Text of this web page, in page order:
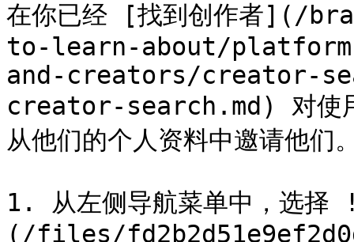
在你已经 [找到创作者](/
to-learn-about/
and-creators/creator-
creator-search.md) 对使用
从他们的个人资料中邀请他们
1. 从左侧导航菜单中，选
(/files/